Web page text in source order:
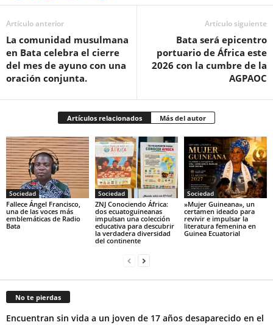
Artículo anterior
La comunidad musulmana
en Bata celebra el cierre
del mes de ayuno con una
oración conjunta.
Artículo siguiente
Bata será epicentro
portuario de África este
2026 con la cumbre de la
AGPAOC
Artículos relacionados Más del autor
Sociedad
Fallece Ángel Francisco,
una de las voces más
emblemáticas de Radio
Bata
Sociedad
ZNJ Conociendo África:
dos ecuatoguineanas
impulsan una colección
educativa para descubrir
la verdadera diversidad
del continente
Sociedad
‎»Mujer Guineana», un
certamen ideado para
revivir e impulsar la
literatura femenina en
Guinea Ecuatorial‎
No te pierdas
Encuentran sin vida a un joven de 17 años desaparecido en el